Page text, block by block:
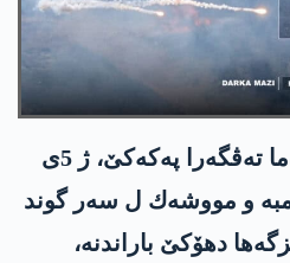
ئارتێشا تركیێ ب سه‌ده‌ما ته‌ڤگه‌را په‌كه‌كێ، ژ 5ی
و مووشه‌ك ل سه‌ر گوند
دهۆكێ باراندنه‌،